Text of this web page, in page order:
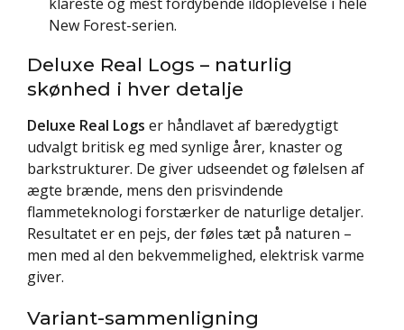
New Forest-serien.
Deluxe Real Logs – naturlig
skønhed i hver detalje
Deluxe Real Logs er håndlavet af bæredygtigt
udvalgt britisk eg med synlige årer, knaster og
barkstrukturer. De giver udseendet og følelsen af
ægte brænde, mens den prisvindende
flammeteknologi forstærker de naturlige detaljer.
Resultatet er en pejs, der føles tæt på naturen –
men med al den bekvemmelighed, elektrisk varme
giver.
Variant-sammenligning